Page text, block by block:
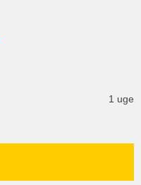
1 uge